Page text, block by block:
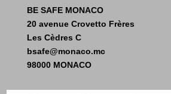
BE SAFE MONACO
20 avenue Crovetto Frères
Les Cèdres C
bsafe@monaco.mc
98000 MONACO